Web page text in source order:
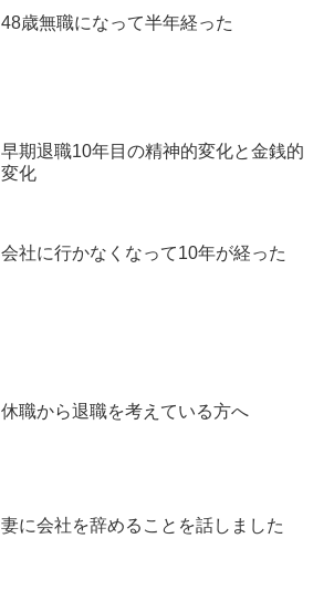
48歳無職になって半年経った
早期退職10年目の精神的変化と金銭的
変化
会社に行かなくなって10年が経った
休職から退職を考えている方へ
妻に会社を辞めることを話しました